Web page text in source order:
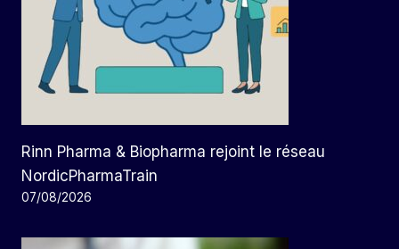
Rinn Pharma & Biopharma rejoint le réseau
NordicPharmaTrain
07/08/2026